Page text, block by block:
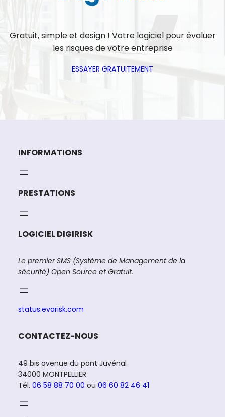
Gratuit, simple et design ! Votre logiciel pour évaluer
les risques de votre entreprise
ESSAYER GRATUITEMENT
INFORMATIONS
PRESTATIONS
LOGICIEL DIGIRISK
Le premier SMS (Système de Management de la
sécurité) Open Source et Gratuit.
status.evarisk.com
CONTACTEZ-NOUS
49 bis avenue du pont Juvénal
34000 MONTPELLIER
Tél. 06 58 88 70 00 ou 06 60 82 46 41